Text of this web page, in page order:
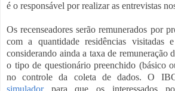
é o responsável por realizar as entrevistas
Os recenseadores serão remunerados por
com a quantidade residências visitadas e
considerando ainda a taxa de remuneração
o tipo de questionário preenchido (básico
no controle da coleta de dados. O